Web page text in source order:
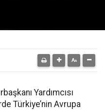
Yardımcısı
Türkiye’nin Avrupa